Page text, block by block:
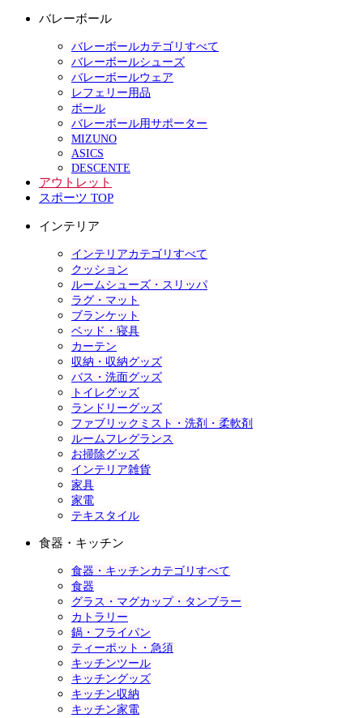
バレーボール
バレーボールカテゴリすべて
バレーボールシューズ
バレーボールウェア
レフェリー用品
ボール
バレーボール用サポーター
MIZUNO
ASICS
DESCENTE
アウトレット
スポーツ TOP
インテリア
インテリアカテゴリすべて
クッション
ルームシューズ・スリッパ
ラグ・マット
ブランケット
ベッド・寝具
カーテン
収納・収納グッズ
バス・洗面グッズ
トイレグッズ
ランドリーグッズ
ファブリックミスト・洗剤・柔軟剤
ルームフレグランス
お掃除グッズ
インテリア雑貨
家具
家電
テキスタイル
食器・キッチン
食器・キッチンカテゴリすべて
食器
グラス・マグカップ・タンブラー
カトラリー
鍋・フライパン
ティーポット・急須
キッチンツール
キッチングッズ
キッチン収納
キッチン家電